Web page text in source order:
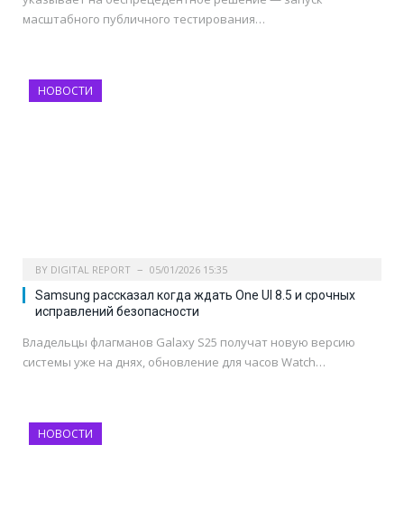
масштабного публичного тестирования…
НОВОСТИ
BY DIGITAL REPORT 05/01/2026 15:35
Samsung рассказал когда ждать One UI 8.5 и срочных
исправлений безопасности
Владельцы флагманов Galaxy S25 получат новую версию
системы уже на днях, обновление для часов Watch…
НОВОСТИ